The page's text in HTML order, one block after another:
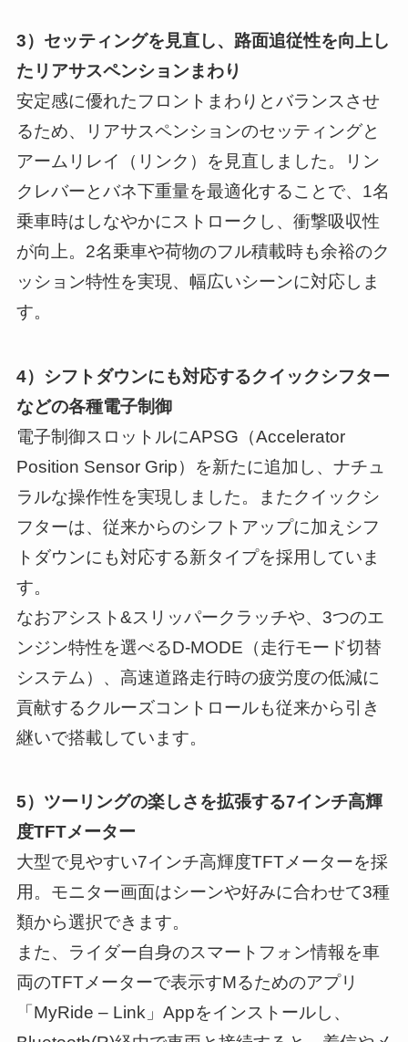
3）セッティングを見直し、路面追従性を向上し
たリアサスペンションまわり
安定感に優れたフロントまわりとバランスさせ
るため、リアサスペンションのセッティングと
アームリレイ（リンク）を見直しました。リン
クレバーとバネ下重量を最適化することで、1名
乗車時はしなやかにストロークし、衝撃吸収性
が向上。2名乗車や荷物のフル積載時も余裕のク
ッション特性を実現、幅広いシーンに対応しま
す。
4）シフトダウンにも対応するクイックシフター
などの各種電子制御
電子制御スロットルにAPSG（Accelerator
Position Sensor Grip）を新たに追加し、ナチュ
ラルな操作性を実現しました。またクイックシ
フターは、従来からのシフトアップに加えシフ
トダウンにも対応する新タイプを採用していま
す。
なおアシスト&スリッパークラッチや、3つのエ
ンジン特性を選べるD-MODE（走行モード切替
システム）、高速道路走行時の疲労度の低減に
貢献するクルーズコントロールも従来から引き
継いで搭載しています。
5）ツーリングの楽しさを拡張する7インチ高輝
度TFTメーター
大型で見やすい7インチ高輝度TFTメーターを採
用。モニター画面はシーンや好みに合わせて3種
類から選択できます。
また、ライダー自身のスマートフォン情報を車
両のTFTメーターで表示すMるためのアプリ
「MyRide – Link」Appをインストールし、